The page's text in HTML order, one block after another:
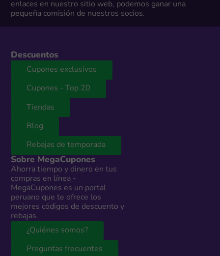
enlaces en nuestro sitio web, podemos ganar una
pequeña comisión de nuestros socios.
Descuentos
Cupones exclusivos
Cupones - Top 20
Tiendas
Blog
Rebajas de temporada
Sobre MegaCupones
Ahorra tiempo y dinero en tus
compras en línea -
MegaCupones es un portal
peruano que te ofrece los
mejores códigos de descuento y
rebajas.
¿Quiénes somos?
Preguntas frecuentes